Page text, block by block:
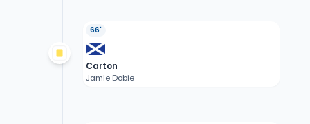
66'
Carton
Jamie Dobie